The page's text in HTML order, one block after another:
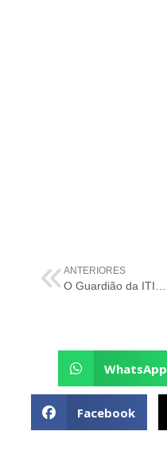
ANTERIORES
O Guardião da ITIL 4: Desvendando o Gerenciamento de Liberação
WhatsApp
Facebook